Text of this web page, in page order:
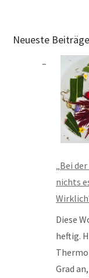
Neueste
„Bei
nichts
Diese
heftig.
Grad